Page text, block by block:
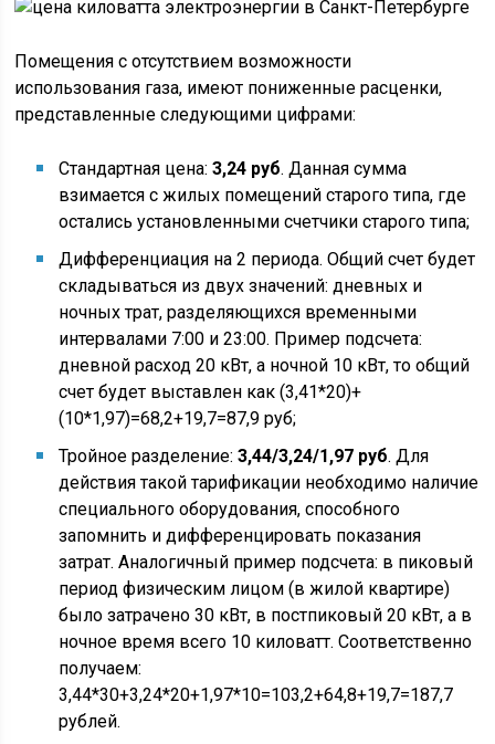
Помещения с отсутствием возможности
использования газа, имеют пониженные расценки,
представленные следующими цифрами:
Стандартная цена:3,24 руб. Данная сумма
взимается с жилых помещений старого типа, где
остались установленными счетчики старого типа;
Дифференциация на 2 периода. Общий счет будет
складываться из двух значений: дневных и
ночных трат, разделяющихся временными
интервалами 7:00 и 23:00. Пример подсчета:
дневной расход 20 кВт, а ночной 10 кВт, то общий
счет будет выставлен как (3,41*20)+
(10*1,97)=68,2+19,7=87,9 руб;
Тройное разделение:3,44/3,24/1,97 руб. Для
действия такой тарификации необходимо наличие
специального оборудования, способного
запомнить и дифференцировать показания
затрат. Аналогичный пример подсчета: в пиковый
период физическим лицом (в жилой квартире)
было затрачено 30 кВт, в постпиковый 20 кВт, а в
ночное время всего 10 киловатт. Соответственно
получаем:
3,44*30+3,24*20+1,97*10=103,2+64,8+19,7=187,7
рублей.